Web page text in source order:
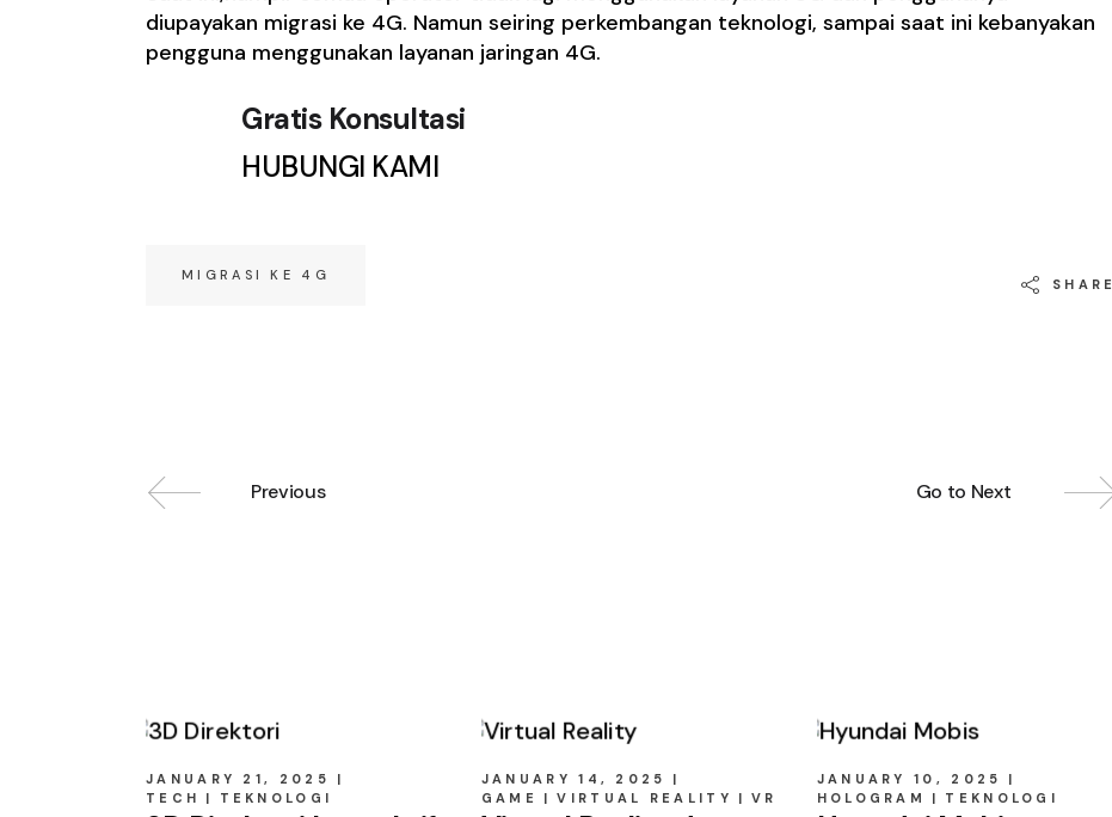
diupayakan migrasi ke 4G. Namun seiring perkembangan teknologi, sampai saat ini kebanyakan
pengguna menggunakan layanan jaringan 4G.
Gratis Konsultasi
HUBUNGI KAMI
MIGRASI KE 4G
SHARE
Previous Go to Next
JANUARY 21, 2025
TECH
TEKNOLOGI
JANUARY 14, 2025
GAME
VIRTUAL REALITY VR
JANUARY 10, 2025
HOLOGRAM
TEKNOLOGI